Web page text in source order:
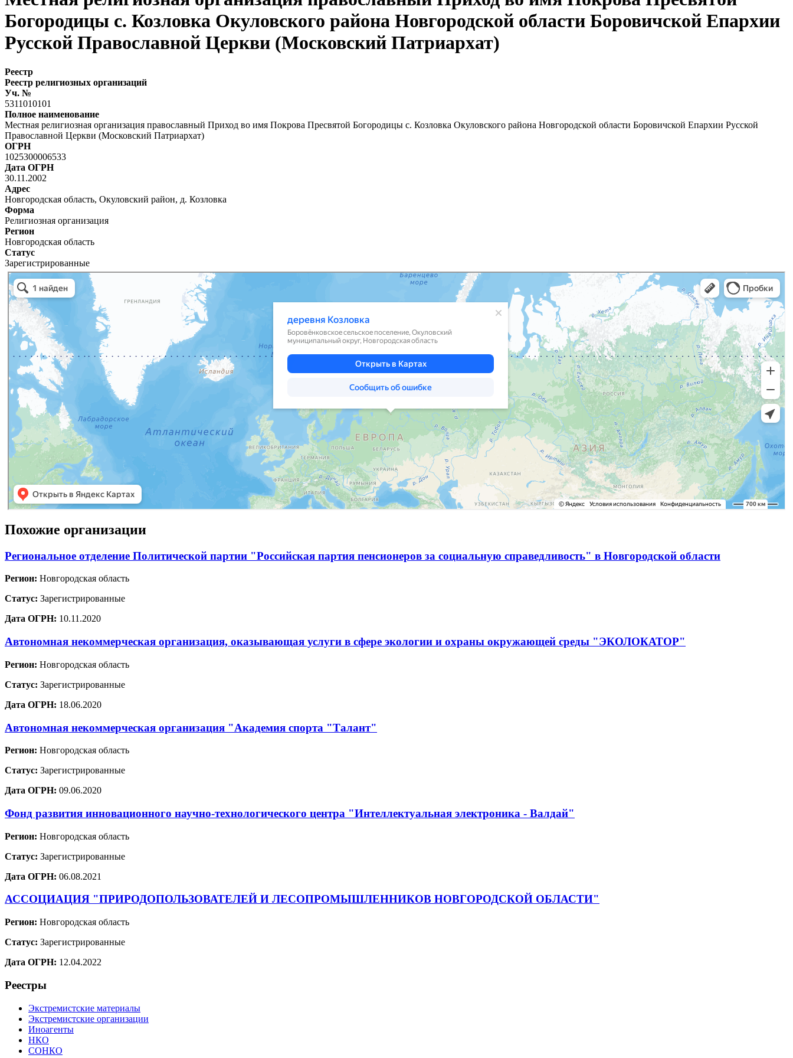
Богородицы с. Козловка Окуловского района Новгородской области Боровичской Епархии
Русской Православной Церкви (Московский Патриархат)
Реестр
Реестр религиозных организаций
Уч. №
5311010101
Полное наименование
Местная религиозная организация православный Приход во имя Покрова Пресвятой Богородицы с. Козловка Окуловского района Новгородской области Боровичской Епархии Русской
Православной Церкви (Московский Патриархат)
ОГРН
1025300006533
Дата ОГРН
30.11.2002
Адрес
Новгородская область, Окуловский район, д. Козловка
Форма
Религиозная организация
Регион
Новгородская область
Статус
Зарегистрированные
Похожие организации
Региональное отделение Политической партии "Российская партия пенсионеров за социальную справедливость" в Новгородской области
Регион: Новгородская область
Статус: Зарегистрированные
Дата ОГРН: 10.11.2020
Автономная некоммерческая организация, оказывающая услуги в сфере экологии и охраны окружающей среды "ЭКОЛОКАТОР"
Регион: Новгородская область
Статус: Зарегистрированные
Дата ОГРН: 18.06.2020
Автономная некоммерческая организация "Академия спорта "Талант"
Регион: Новгородская область
Статус: Зарегистрированные
Дата ОГРН: 09.06.2020
Фонд развития инновационного научно-технологического центра "Интеллектуальная электроника - Валдай"
Регион: Новгородская область
Статус: Зарегистрированные
Дата ОГРН: 06.08.2021
АССОЦИАЦИЯ "ПРИРОДОПОЛЬЗОВАТЕЛЕЙ И ЛЕСОПРОМЫШЛЕННИКОВ НОВГОРОДСКОЙ ОБЛАСТИ"
Регион: Новгородская область
Статус: Зарегистрированные
Дата ОГРН: 12.04.2022
Реестры
Экстремистские материалы
Экстремистские организации
Иноагенты
НКО
СОНКО